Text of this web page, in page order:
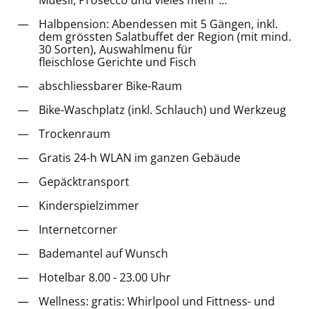
Halbpension: Abendessen mit 5 Gängen, inkl.
dem grössten Salatbuffet der Region (mit mind.
30 Sorten), Auswahlmenu für
fleischlose Gerichte und Fisch
abschliessbarer Bike-Raum
Bike-Waschplatz (inkl. Schlauch) und Werkzeug
Trockenraum
Gratis 24-h WLAN im ganzen Gebäude
Gepäcktransport
Kinderspielzimmer
Internetcorner
Bademantel auf Wunsch
Hotelbar 8.00 - 23.00 Uhr
Wellness: gratis: Whirlpool und Fittness- und